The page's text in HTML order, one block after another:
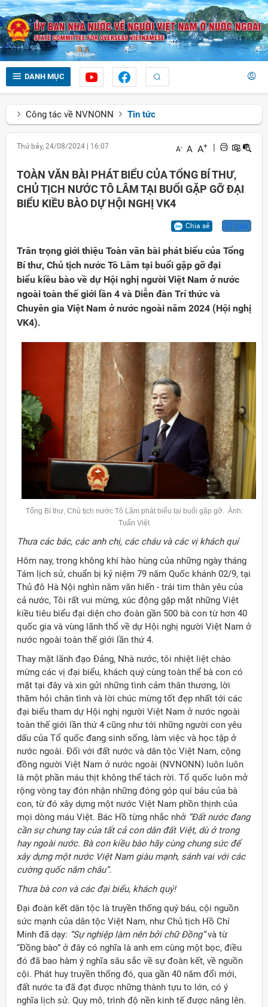
DANH MỤC
Việt Nam ở nước ngoài
Công tác về NVNONN Tin tức
Thứ bảy, 24/08/2024 16:07 A- A A+ |
TOÀN VĂN BÀI PHÁT BIỂU CỦA TỔNG BÍ THƯ,
CHỦ TỊCH NƯỚC TÔ LÂM TẠI BUỔI GẶP GỠ ĐẠI
BIỂU KIỀU BÀO DỰ HỘI NGHỊ VK4
Chia sẻ Lưu
Trân trọng giới thiệu Toàn văn bài phát biểu của Tổng
Bí thư, Chủ tịch nước Tô Lâm tại buổi gặp gỡ đại
biểu kiều bào về dự Hội nghị người Việt Nam ở nước
ngoài toàn thế giới lần 4 và Diễn đàn Trí thức và
Chuyên gia Việt Nam ở nước ngoài năm 2024 (Hội nghị
VK4).
Tổng Bí thư, Chủ tịch nước Tô Lâm phát biểu tại buổi gặp gỡ. Ảnh:
Tuấn Việt
Thưa các bác, các anh chị, các cháu và các vị khách quí
Hôm nay, trong không khí hào hùng của những ngày tháng
Tám lịch sử, chuẩn bị kỷ niệm 79 năm Quốc khánh 02/9, tại
Thủ đô Hà Nội nghìn năm văn hiến - trái tim thân yêu của
cả nước, Tôi rất vui mừng, xúc động gặp mặt những Việt
kiều tiêu biểu đại diện cho đoàn gần 500 bà con từ hơn 40
quốc gia và vùng lãnh thổ về dự Hội nghị người Việt Nam ở
nước ngoài toàn thế giới lần thứ 4.
Thay mặt lãnh đạo Đảng, Nhà nước, tôi nhiệt liệt chào
mừng các vị đại biểu, khách quý cùng toàn thể bà con có
mặt tại đây và xin gửi những tình cảm thân thương, lời
thăm hỏi chân tình và lời chúc mừng tốt đẹp nhất tới các
đại biểu tham dự Hội nghị người Việt Nam ở nước ngoài
toàn thế giới lần thứ 4 cũng như tới những người con yêu
dấu của Tổ quốc đang sinh sống, làm việc và học tập ở
nước ngoài. Đối với đất nước và dân tộc Việt Nam, cộng
đồng người Việt Nam ở nước ngoài (NVNONN) luôn luôn
là một phần máu thịt không thể tách rời. Tổ quốc luôn mở
rộng vòng tay đón nhận những đóng góp quí báu của bà
con, từ đó xây dựng một nước Việt Nam phồn thịnh của
mọi dòng máu Việt. Bác Hồ từng nhắc nhở “Đất nước đang
cần sự chung tay của tất cả con dân đất Việt, dù ở trong
hay ngoài nước. Bà con kiều bào hãy cùng chung sức để
xây dựng một nước Việt Nam giàu mạnh, sánh vai với các
cường quốc năm châu”.
Thưa bà con và các đại biểu, khách quý!
Đại đoàn kết dân tộc là truyền thống quý báu, cội nguồn
sức mạnh của dân tộc Việt Nam, như Chủ tịch Hồ Chí
Minh đã dạy: “Sự nghiệp làm nên bởi chữ Đồng”và từ
“Đồng bào” ở đây có nghĩa là anh em cùng một bọc, điều
đó đã bao hàm ý nghĩa sâu sắc về sự đoàn kết, về nguồn
cội. Phát huy truyền thống đó, qua gần 40 năm đổi mới,
đất nước ta đã đạt được những thành tựu to lớn, có ý
nghĩa lịch sử. Quy mô, trình độ nền kinh tế được nâng lên.